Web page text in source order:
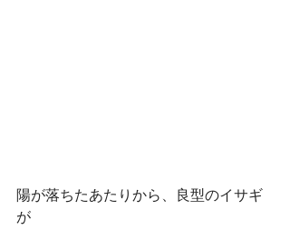
陽が落ちたあたりから、良型のイサギ
が